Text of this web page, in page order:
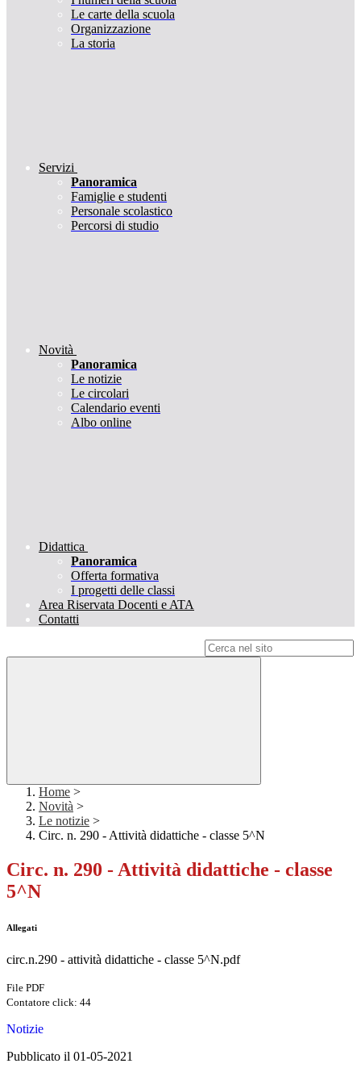
Le carte della scuola
Organizzazione
La storia
Servizi
Panoramica
Famiglie e studenti
Personale scolastico
Percorsi di studio
Novità
Panoramica
Le notizie
Le circolari
Calendario eventi
Albo online
Didattica
Panoramica
Offerta formativa
I progetti delle classi
Area Riservata Docenti e ATA
Contatti
Home >
Novità >
Le notizie >
Circ. n. 290 - Attività didattiche - classe 5^N
Circ. n. 290 - Attività didattiche - classe
5^N
Allegati
circ.n.290 - attività didattiche - classe 5^N.pdf
File PDF
Contatore click: 44
Notizie
Pubblicato il 01-05-2021